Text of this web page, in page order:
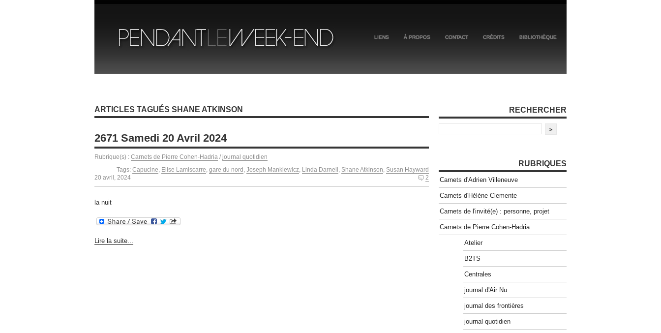
LIENS À PROPOS CONTACT CRÉDITS BIBLIOTHÈQUE
ARTICLES TAGUÉS SHANE ATKINSON
2671 Samedi 20 Avril 2024
Rubrique(s) : Carnets de Pierre Cohen-Hadria / journal quotidien
Tags: Capucine, Elise Lamiscarre, gare du nord , Joseph Mankiewicz, Linda Darnell , Shane Atkinson, Susan Hayward
20 avril, 2024
2
la nuit
Lire la suite...
RECHERCHER
RUBRIQUES
Carnets d'Adrien Villeneuve
Carnets d'Hélène Clemente
Carnets de l'invité(e) : personne, projet
Carnets de Pierre Cohen-Hadria
Atelier
B2TS
Centrales
journal d'Air Nu
journal des frontières
journal quotidien